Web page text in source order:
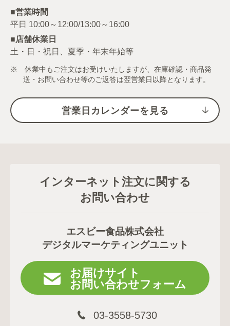
■営業時間
■店舗休業日
土・日・祝日、夏季・年末年始等
※ 休業中もご注文はお受けいたしますが、在庫確認・商品発
送・お問い合わせ等のご返答は翌営業日以降となります。
営業日カレンダーを見る
インターネット注文に関する
お問い合わせ
エスビー食品株式会社
デジタルマーケティングユニット
お届けサイト
お問い合わせフォーム
03-3558-5730